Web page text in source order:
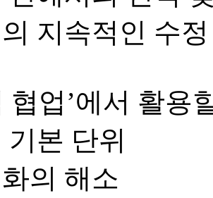
지속적인 수정
협업’에서 활용
기본 단위
의 해소